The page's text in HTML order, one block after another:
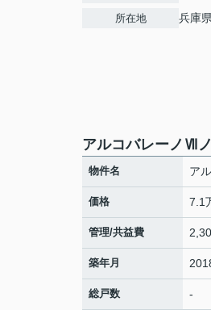
所在地 兵庫
アルコバレーノⅦ
物件名 ア
価格 7.1
管理/共益費
築年月
総戸数 -